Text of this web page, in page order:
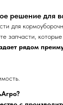
решение для
для
запчасти,
рядом